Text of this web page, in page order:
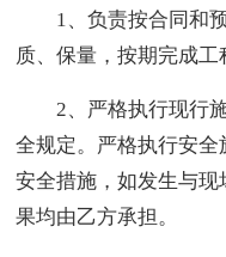
1、负责按合同和预
质、保量，按期完成工
2、严格执行现行施
全规定。严格执行安
安全措施，如发生与
果均由乙方承担。